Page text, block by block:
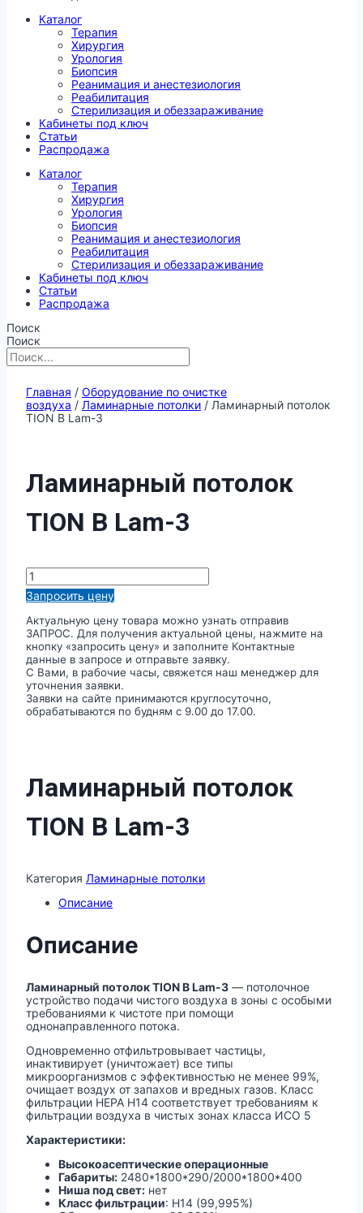
Каталог
Терапия
Хирургия
Урология
Биопсия
Реанимация и анестезиология
Реабилитация
Стерилизация и обеззараживание
Кабинеты под ключ
Статьи
Распродажа
Каталог
Терапия
Хирургия
Урология
Биопсия
Реанимация и анестезиология
Реабилитация
Стерилизация и обеззараживание
Кабинеты под ключ
Статьи
Распродажа
Поиск
Поиск
Главная / Оборудование по очистке
воздуха / Ламинарные потолки / Ламинарный потолок
TION В Lam-3
Ламинарный потолок
TION В Lam-3
Количество
товара
Ламинарный
TION
В
Lam-
3
Запросить цену
Актуальную цену товара можно узнать отправив
ЗАПРОС. Для получения актуальной цены, нажмите на
кнопку «запросить цену» и заполните Контактные
данные в запросе и отправьте заявку.
С Вами, в рабочие часы, свяжется наш менеджер для
уточнения заявки.
Заявки на сайте принимаются круглосуточно,
обрабатываются по будням с 9.00 до 17.00.
Ламинарный потолок
TION В Lam-3
Категория Ламинарные потолки
Описание
Описание
Ламинарный потолок TION В Lam-3 — потолочное
устройство подачи чистого воздуха в зоны с особыми
требованиями к чистоте при помощи
однонаправленного потока.
Одновременно отфильтровывает частицы,
инактивирует (уничтожает) все типы
микроорганизмов с эффективностью не менее 99%,
очищает воздух от запахов и вредных газов. Класс
фильтрации HEPA H14 соответствует требованиям к
фильтрации воздуха в чистых зонах класса ИСО 5
Характеристики:
Высокоасептичеcкие операционные
Габариты: 2480*1800*290/2000*1800*400
Ниша под свет: нет
Класс фильтрации: Н14 (99,995%)